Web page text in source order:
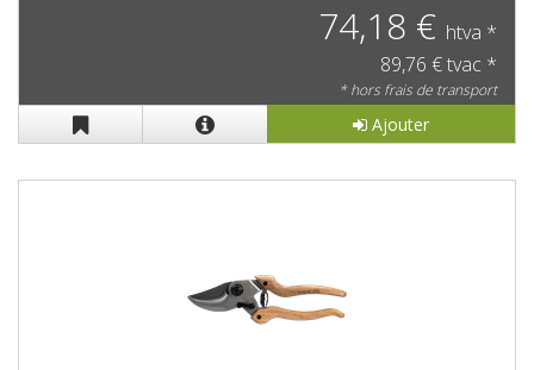
74,18 € htva *
89,76 € tvac *
* hors frais de transport
Ajouter